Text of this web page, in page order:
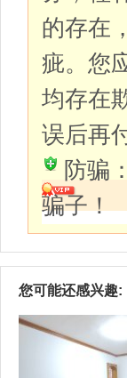
的存在
疵。您
均存在
误后再
防骗
骗子！
您可能还感兴趣: